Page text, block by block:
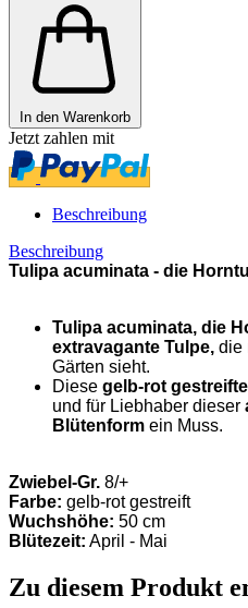
In den Warenkorb
Jetzt zahlen mit
Beschreibung
Beschreibung
Tulipa acuminata - die
Tulipa acuminata, die
extravagante Tulpe, die
Gärten sieht.
Diese gelb-rot
und für Liebhaber dieser
Blütenform ein Muss.
Zwiebel-Gr. 8/+
Farbe: gelb-rot gestreift
Wuchshöhe: 50 cm
Blütezeit: April - Mai
Zu diesem Produkt